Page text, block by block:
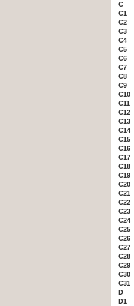
C
C1
C2
C3
C4
C5
C6
C7
C8
C9
C10
C11
C12
C13
C14
C15
C16
C17
C18
C19
C20
C21
C22
C23
C24
C25
C26
C27
C28
C29
C30
C31
D
D1